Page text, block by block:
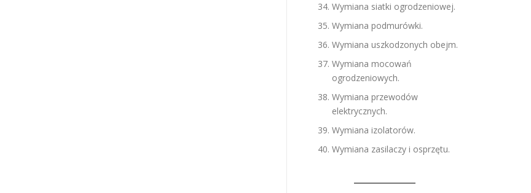
Wymiana siatki ogrodzeniowej.
Wymiana podmurówki.
Wymiana uszkodzonych obejm.
Wymiana mocowań
ogrodzeniowych.
Wymiana przewodów
elektrycznych.
Wymiana izolatorów.
Wymiana zasilaczy i osprzętu.